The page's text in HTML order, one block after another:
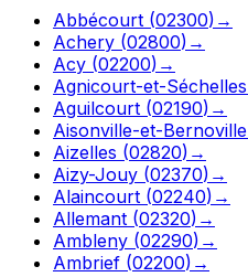
Abbécourt (02300) →
Achery (02800) →
Acy (02200) →
Agnicourt-et-Séchelles
Aguilcourt (02190) →
Aisonville-et-Bernoville
Aizelles (02820) →
Aizy-Jouy (02370) →
Alaincourt (02240) →
Allemant (02320) →
Ambleny (02290) →
Ambrief (02200) →